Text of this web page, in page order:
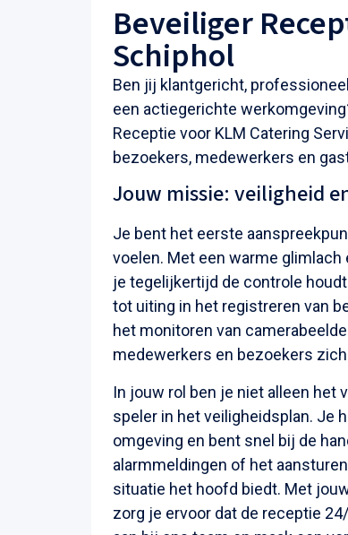
Beveiliger
Schiphol
Ben jij klantgericht,
een actiegerichte
Receptie voor KLM Catering
bezoekers, medewerkers en
Jouw missie: veiligheid
Je bent het eerste
voelen. Met een warme
je tegelijkertijd de controle
tot uiting in het registreren van
het monitoren van
medewerkers en bezoekers
In jouw rol ben je niet alleen het
speler in het veiligheidsplan. Je
omgeving en bent snel bij de
alarmmeldingen of het
situatie het hoofd biedt. Met
zorg je ervoor dat de receptie